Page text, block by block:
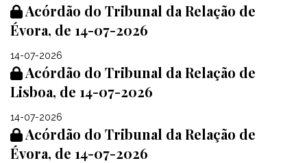
Acórdão do Tribunal da Relação de
Évora, de 14-07-2026
14-07-2026
Acórdão do Tribunal da Relação de
Lisboa, de 14-07-2026
14-07-2026
Acórdão do Tribunal da Relação de
Évora, de 14-07-2026